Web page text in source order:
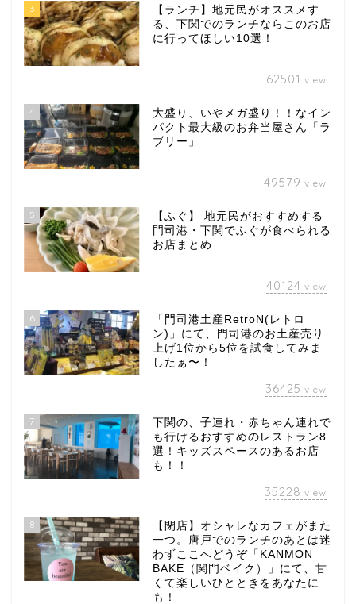
3
【ランチ】地元民がオススメす
る、下関でのランチならこのお店
に行ってほしい10選！
62501 view
4
大盛り、いやメガ盛り！！なイン
パクト最大級のお弁当屋さん「ラ
ブリー」
49579 view
5
【ふぐ】 地元民がおすすめする
門司港・下関でふぐが食べられる
お店まとめ
40124 view
6
「門司港土産RetroN(レトロ
ン)」にて、門司港のお土産売り
上げ1位から5位を試食してみま
したぁ〜！
36425 view
7
下関の、子連れ・赤ちゃん連れで
も行けるおすすめのレストラン8
選！キッズスペースのあるお店
も！！
35228 view
8
【閉店】オシャレなカフェがまた
一つ。唐戸でのランチのあとは迷
わずここへどうぞ「KANMON
BAKE（関門ベイク）」にて、甘
くて楽しいひとときをあなたに
も！